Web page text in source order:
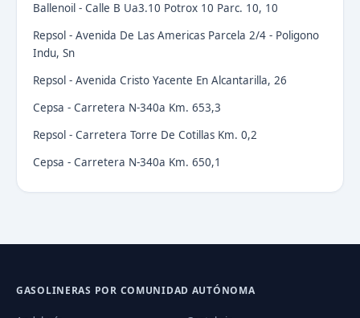
Ballenoil - Calle B Ua3.10 Potrox 10 Parc. 10, 10
Repsol - Avenida De Las Americas Parcela 2/4 - Poligono
Indu, Sn
Repsol - Avenida Cristo Yacente En Alcantarilla, 26
Cepsa - Carretera N-340a Km. 653,3
Repsol - Carretera Torre De Cotillas Km. 0,2
Cepsa - Carretera N-340a Km. 650,1
GASOLINERAS POR COMUNIDAD AUTÓNOMA